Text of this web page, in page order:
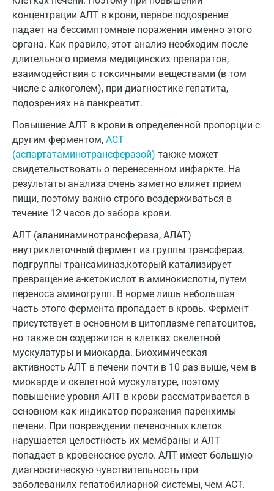
концентрации АЛТ в крови, первое подозрение
падает на бессимптомные поражения именно этого
органа. Как правило, этот анализ необходим после
длительного приема медицинских препаратов,
взаимодействия с токсичными веществами (в том
числе с алкоголем), при диагностике гепатита,
подозрениях на панкреатит.
Повышение АЛТ в крови в определенной пропорции с
другим ферментом, АСТ
(аспартатаминотрансферазой) также может
свидетельствовать о перенесенном инфаркте. На
результаты анализа очень заметно влияет прием
пищи, поэтому важно строго воздерживаться в
течение 12 часов до забора крови.
АЛТ (аланинаминотрансфераза, АЛАТ)
внутриклеточный фермент из группы трансфераз,
подгруппы трансаминаз,который катализирует
превращение a-кетокислот в аминокислоты, путем
переноса аминогрупп. В норме лишь небольшая
часть этого фермента пропадает в кровь. Фермент
присутствует в основном в цитоплазме гепатоцитов,
но также он содержится в клетках скелетной
мускулатуры и миокарда. Биохимическая
активность АЛТ в печени почти в 10 раз выше, чем в
миокарде и скелетной мускулатуре, поэтому
повышение уровня АЛТ в крови рассматривается в
основном как индикатор поражения паренхимы
печени. При повреждении печеночных клеток
нарушается целостность их мембраны и АЛТ
попадает в кровеносное русло. АЛТ имеет большую
диагностическую чувствительность при
заболеваниях гепатобилиарной системы, чем АСТ.
Всеволожск
Гатчина
Геленджик
Голубое
Дзержинск
Дзержинский
Дмитров
Долгопрудный
Домодедово
Екатеринбург
Жуковский
Звенигород
Зеленоград
Иваново
Ивантеевка
Ижевск
Истра
Йошкар-Ола
Калининград
Калуга
Кемерово